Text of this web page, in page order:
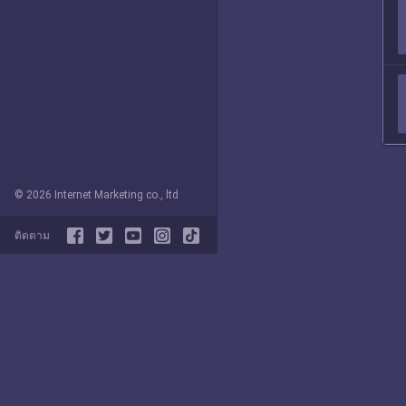
© 2026 Internet Marketing co., ltd
ติดตาม